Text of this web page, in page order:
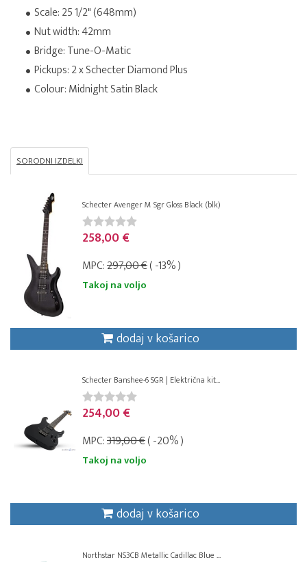
Scale: 25 1/2" (648mm)
Nut width: 42mm
Bridge: Tune-O-Matic
Pickups: 2 x Schecter Diamond Plus
Colour: Midnight Satin Black
SORODNI IZDELKI
Schecter Avenger M Sgr Gloss Black (blk)
258,00 €
MPC:297,00 €( -13% )
Takoj na voljo
dodaj v košarico
Schecter Banshee-6 SGR | Električna kit...
254,00 €
MPC:319,00 €( -20% )
Takoj na voljo
dodaj v košarico
Northstar NS3CB Metallic Cadillac Blue ...